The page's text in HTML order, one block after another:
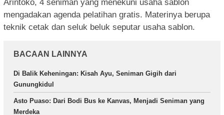
Arintoko, 4 seniman yang menekuni usaha sablon
mengadakan agenda pelatihan gratis. Materinya berupa
teknik cetak dan seluk beluk seputar usaha sablon.
BACAAN LAINNYA
Di Balik Keheningan: Kisah Ayu, Seniman Gigih dari
Gunungkidul
Asto Puaso: Dari Bodi Bus ke Kanvas, Menjadi Seniman yang
Merdeka